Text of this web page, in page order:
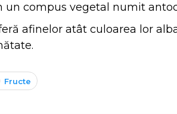
un compus vegetal numit
afinelor atât culoarea lor
Fructe